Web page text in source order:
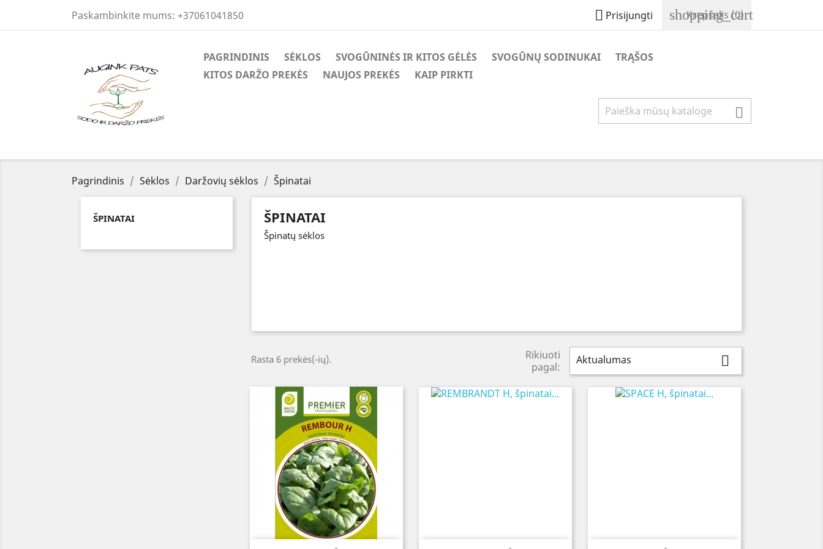
Paskambinkite mums: +37061041850  Prisijungti shopping_cart
Krepšelis (0)
PAGRINDINIS SĖKLOS SVOGŪNINĖS IR KITOS GĖLĖS SVOGŪNŲ SODINUKAI
TRĄŠOS
KITOS DARŽO PREKĖS
NAUJOS PREKĖS KAIP PIRKTI

Pagrindinis Sėklos Daržovių sėklos Špinatai
ŠPINATAI ŠPINATAI
Špinatų sėklos
Rasta 6 prekės(-ių).
Rikiuoti
pagal:
Aktualumas 